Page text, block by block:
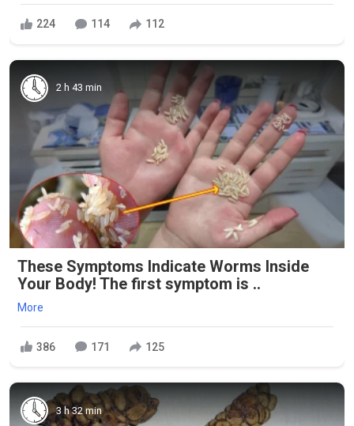
224 114 112
2 h 43 min
These Symptoms Indicate Worms Inside
Your Body! The first symptom is ..
More
386 171 125
3 h 32 min